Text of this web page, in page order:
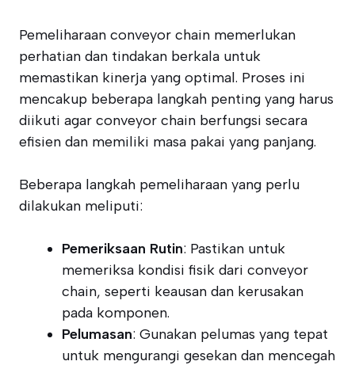
Pemeliharaan conveyor chain memerlukan
perhatian dan tindakan berkala untuk
memastikan kinerja yang optimal. Proses ini
mencakup beberapa langkah penting yang harus
diikuti agar conveyor chain berfungsi secara
efisien dan memiliki masa pakai yang panjang.
Beberapa langkah pemeliharaan yang perlu
dilakukan meliputi:
Pemeriksaan Rutin: Pastikan untuk
memeriksa kondisi fisik dari conveyor
chain, seperti keausan dan kerusakan
pada komponen.
Pelumasan: Gunakan pelumas yang tepat
untuk mengurangi gesekan dan mencegah